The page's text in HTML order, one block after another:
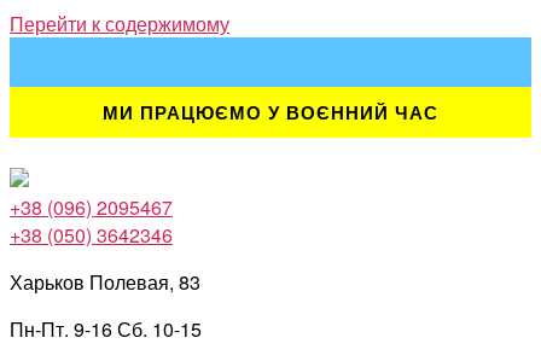
Перейти к содержимому
МИ ПРАЦЮЄМО У ВОЄННИЙ ЧАС
+38 (096) 2095467
+38 (050) 3642346
Харьков Полевая, 83
Пн-Пт. 9-16 Сб. 10-15